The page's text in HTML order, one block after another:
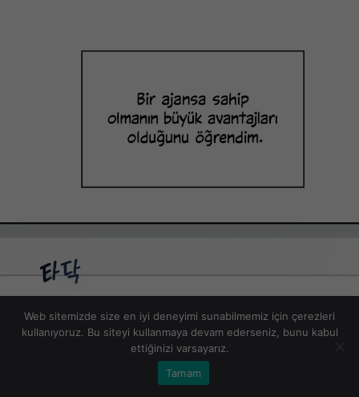
Web sitemizde size en iyi deneyimi sunabilmemiz için çerezleri
kullanıyoruz. Bu siteyi kullanmaya devam ederseniz, bunu kabul
ettiğinizi varsayarız.
Tamam